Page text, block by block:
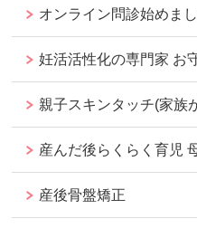
オンライン問診始めまし
妊活活性化の専門家 お
親子スキンタッチ(家族
産んだ後らくらく育児
産後骨盤矯正